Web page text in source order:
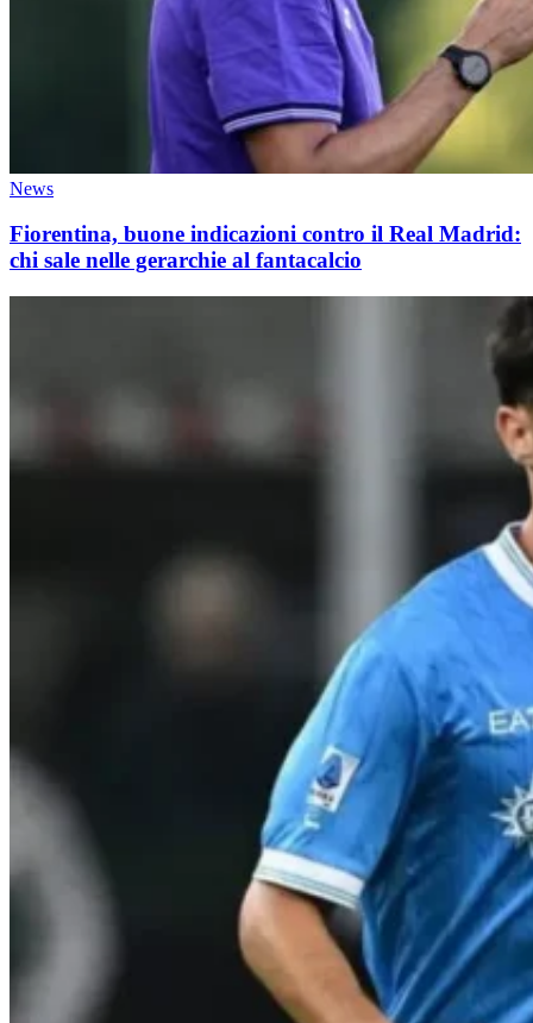
News
Fiorentina, buone indicazioni contro il Real Madrid:
chi sale nelle gerarchie al fantacalcio